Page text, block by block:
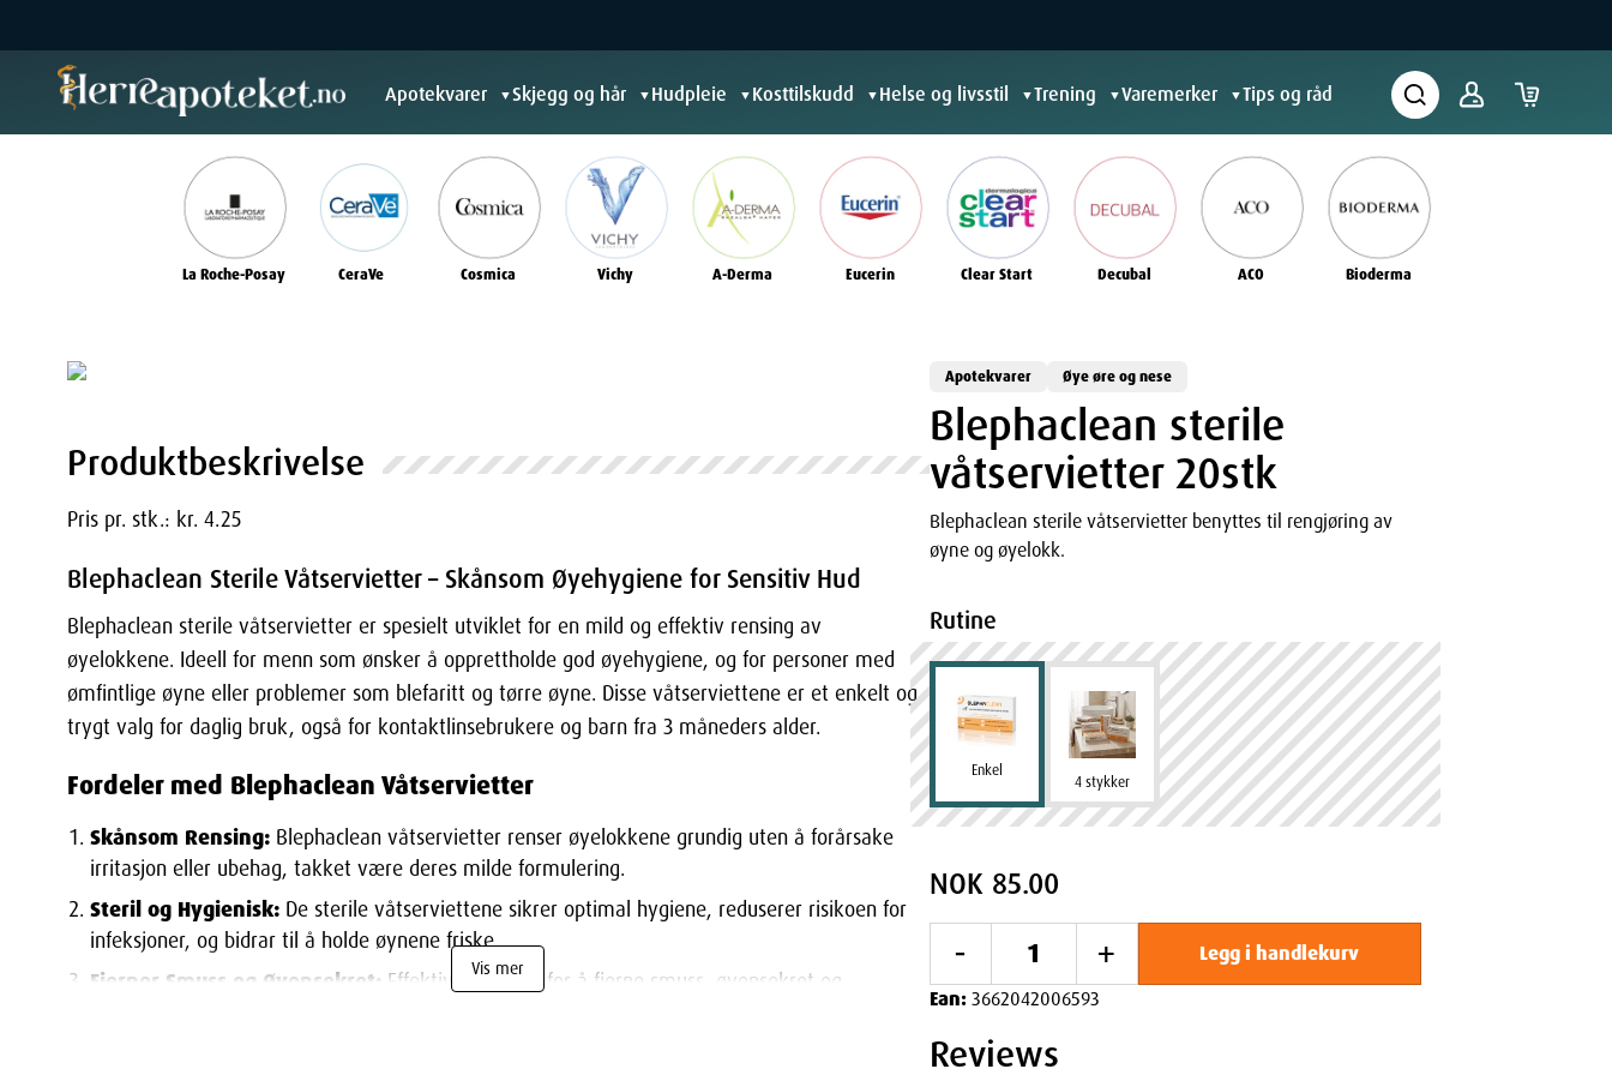
Apotekvarer ▼Skjegg og hår ▼ Hudpleie ▼ Kosttilskudd ▼ Helse og livsstil ▼Trening ▼Varemerker ▼Tips og råd
La Roche-Posay CeraVe Cosmica Vichy A-Derma Eucerin Clear Start Decubal ACO Bioderma
Produktbeskrivelse
Pris pr. stk.: kr. 4.25
Blephaclean Sterile Våtservietter – Skånsom Øyehygiene for Sensitiv Hud
Blephaclean sterile våtservietter er spesielt utviklet for en mild og effektiv rensing av
øyelokkene. Ideell for menn som ønsker å opprettholde god øyehygiene, og for personer med
ømfintlige øyne eller problemer som blefaritt og tørre øyne. Disse våtserviettene er et enkelt og
trygt valg for daglig bruk, også for kontaktlinsebrukere og barn fra 3 måneders alder.
Fordeler med Blephaclean Våtservietter
Skånsom Rensing: Blephaclean våtservietter renser øyelokkene grundig uten å forårsake
irritasjon eller ubehag, takket være deres milde formulering.
Steril og Hygienisk: De sterile våtserviettene sikrer optimal hygiene, reduserer risikoen for
infeksjoner, og bidrar til å holde øynene friske.
Fjerner Smuss og Øyensekret: Effektivt designet for å fjerne smuss, øyensekret og
Vis mer
Apotekvarer Øye øre og nese
Blephaclean sterile
våtservietter 20stk
Blephaclean sterile våtservietter benyttes til rengjøring av
øyne og øyelokk.
Rutine
Enkel
4 stykker
NOK 85.00
- +
Legg i handlekurv
Ean: 3662042006593
Reviews